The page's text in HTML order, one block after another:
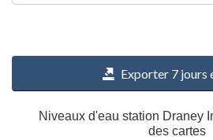
Exporter 7 jours
Niveaux d'eau station Draney
des cartes